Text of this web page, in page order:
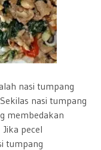
nasi tumpang
nasi tumpang
membedakan
pecel
tumpang